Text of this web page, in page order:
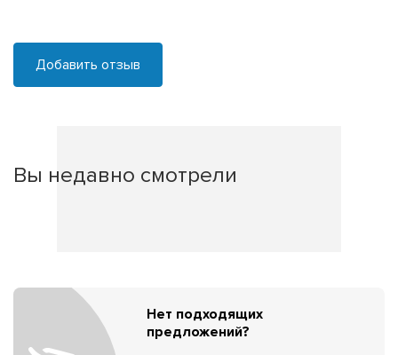
Добавить отзыв
Вы недавно смотрели
Нет подходящих
предложений?